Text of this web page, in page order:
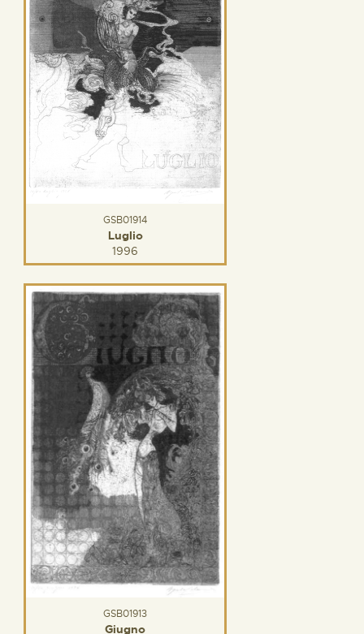
GSB01914
Luglio
1996
GSB01913
Giugno